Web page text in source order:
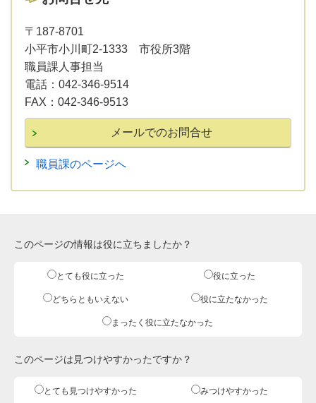
〒187-8701
小平市小川町2-1333 市役所3階
職員課人事担当
電話： 042-346-9514
FAX： 042-346-9513
職員課のページへ
このページの情報は役に立ちましたか？
とても役に立った 役に立った
どちらともいえない 役に立たなかった
まったく役に立たなかった
このページは見つけやすかったですか？
とても見つけやすかった みつけやすかった